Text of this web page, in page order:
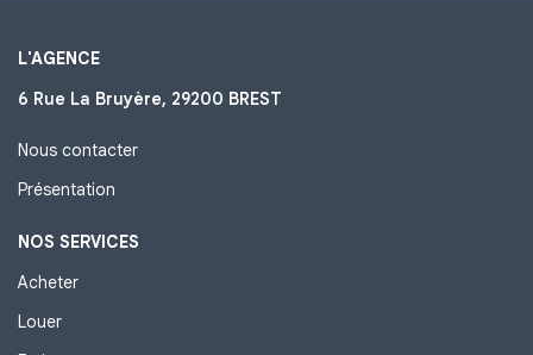
L'AGENCE
6 Rue La Bruyère, 29200 BREST
Nous contacter
Présentation
NOS SERVICES
Acheter
Louer